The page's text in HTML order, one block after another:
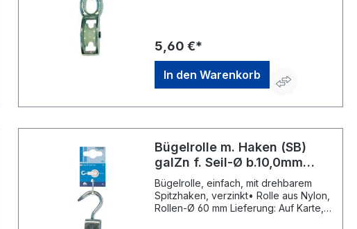
5,60 €*
In den Warenkorb
Bügelrolle m. Haken (SB)
galZn f. Seil-Ø b.10,0mm
PÖSAMO
Bügelrolle, einfach, mit drehbarem
Spitzhaken, verzinkt• Rolle aus Nylon,
Rollen-Ø 60 mm Lieferung: Auf Karte,